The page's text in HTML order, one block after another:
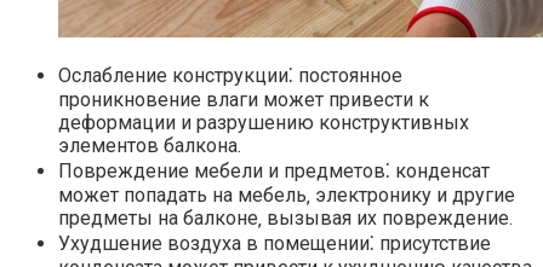
Ослабление конструкции⁚ постоянное
проникновение влаги может привести к
деформации и разрушению конструктивных
элементов балкона.​
Повреждение мебели и предметов⁚ конденсат
может попадать на мебель‚ электронику и другие
предметы на балконе‚ вызывая их повреждение.​
Ухудшение воздуха в помещении⁚ присутствие